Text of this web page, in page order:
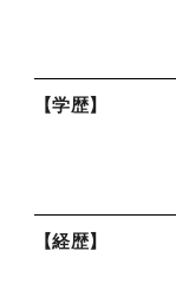
【学歴】
【経歴】